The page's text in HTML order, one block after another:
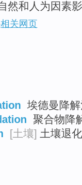
然和人为因素
相关网页
埃德曼降
聚合物降
[土壤] 土壤退